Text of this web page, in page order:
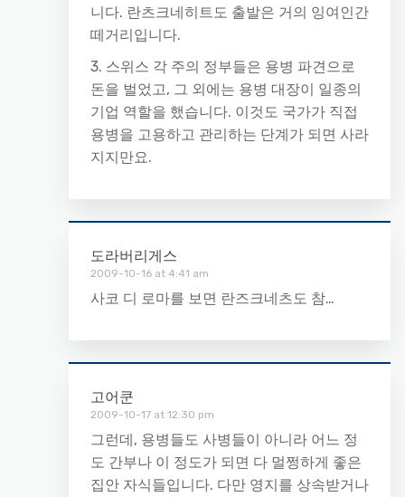
니다. 란츠크네히트도 출발은 거의 잉여인간
떼거리입니다.
3. 스위스 각 주의 정부들은 용병 파견으로
돈을 벌었고, 그 외에는 용병 대장이 일종의
기업 역할을 했습니다. 이것도 국가가 직접
용병을 고용하고 관리하는 단계가 되면 사라
지지만요.
도라버리게스
2009-10-16 at 4:41 am
사코 디 로마를 보면 란즈크네츠도 참…
고어쿤
2009-10-17 at 12:30 pm
그런데, 용병들도 사병들이 아니라 어느 정
도 간부나 이 정도가 되면 다 멀쩡하게 좋은
집안 자식들입니다. 다만 영지를 상속받거나